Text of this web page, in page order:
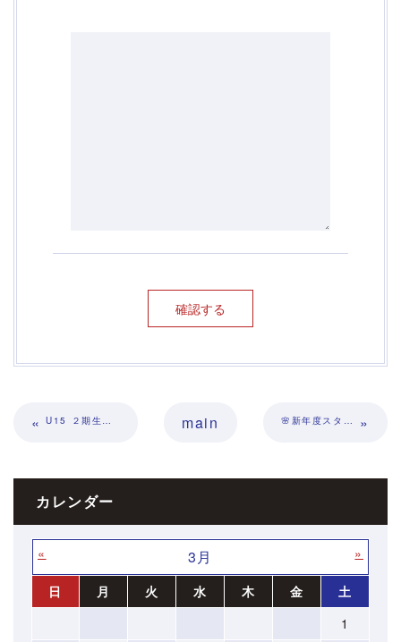
« U15 ２期生卒団式 main 🌸新年度スタート🌸 »
カレンダー
« 3月 »
日 月 火 水 木 金
土
1